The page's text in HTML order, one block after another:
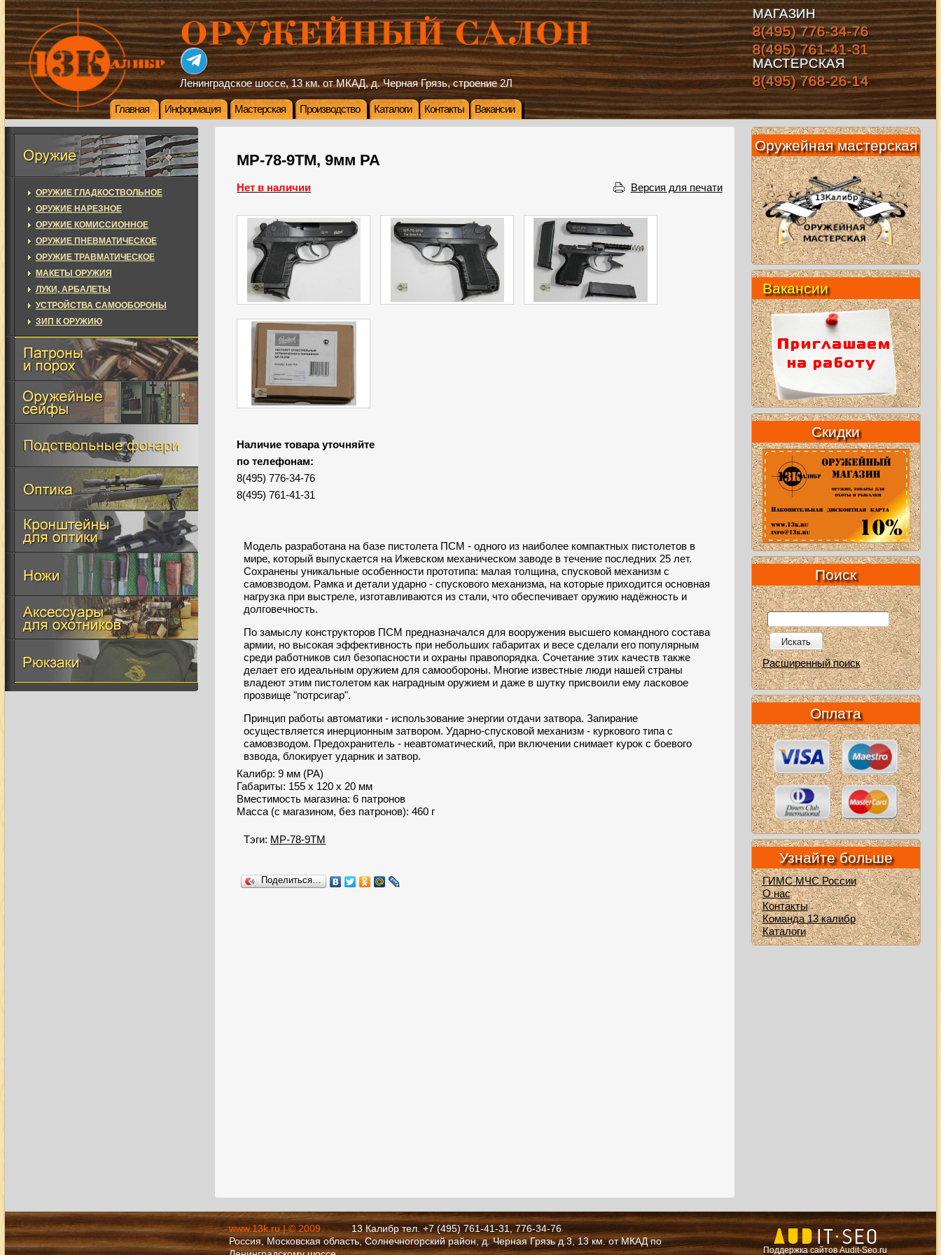
Ленинградское шоссе, 13 км. от МКАД, д. Черная Грязь, строение 2Л
МАГАЗИН
8(495) 776-34-76
8(495) 761-41-31
МАСТЕРСКАЯ
8(495) 768-26-14
Главная Информация Мастерская Производство Каталоги Контакты Вакансии
МР-78-9ТМ, 9мм РА
Версия для печати
Нет в наличии
Наличие товара уточняйте
по телефонам:
8(495) 776-34-76
8(495) 761-41-31
Модель разработана на базе пистолета ПСМ - одного из наиболее компактных пистолетов в
мире, который выпускается на Ижевском механическом заводе в течение последних 25 лет.
Сохранены уникальные особенности прототипа: малая толщина, спусковой механизм с
самовзводом. Рамка и детали ударно - спускового механизма, на которые приходится основная
нагрузка при выстреле, изготавливаются из стали, что обеспечивает оружию надёжность и
долговечность.
По замыслу конструкторов ПСМ предназначался для вооружения высшего командного состава
армии, но высокая эффективность при небольших габаритах и весе сделали его популярным
среди работников сил безопасности и охраны правопорядка. Сочетание этих качеств также
делает его идеальным оружием для самообороны. Многие известные люди нашей страны
владеют этим пистолетом как наградным оружием и даже в шутку присвоили ему ласковое
прозвище "потрсигар".
Принцип работы автоматики - использование энергии отдачи затвора. Запирание
осуществляется инерционным затвором. Ударно-спусковой механизм - куркового типа с
самовзводом. Предохранитель - неавтоматический, при включении снимает курок с боевого
взвода, блокирует ударник и затвор.
Калибр: 9 мм (РА)
Габариты: 155 х 120 х 20 мм
Вместимость магазина: 6 патронов
Масса (с магазином, без патронов): 460 г
Тэги: МР-78-9ТМ
Поделиться…
ОРУЖИЕ ГЛАДКОСТВОЛЬНОЕ
ОРУЖИЕ НАРЕЗНОЕ
ОРУЖИЕ КОМИССИОННОЕ
ОРУЖИЕ ПНЕВМАТИЧЕСКОЕ
ОРУЖИЕ ТРАВМАТИЧЕСКОЕ
МАКЕТЫ ОРУЖИЯ
ЛУКИ, АРБАЛЕТЫ
УСТРОЙСТВА САМООБОРОНЫ
ЗИП К ОРУЖИЮ
Оружейная мастерская
Вакансии
Скидки
Поиск
Искать
Расширенный поиск
Оплата
Узнайте больше
ГИМС МЧС России
О нас
Контакты
Команда 13 калибр
Каталоги
www.13k.ru | © 2009
13 Калибр тел. +7 (495) 761-41-31, 776-34-76
Россия, Московская область, Солнечногорский район, д. Черная Грязь д.3, 13 км. от МКАД по
Поддержка сайтов Audit-Seo.ru